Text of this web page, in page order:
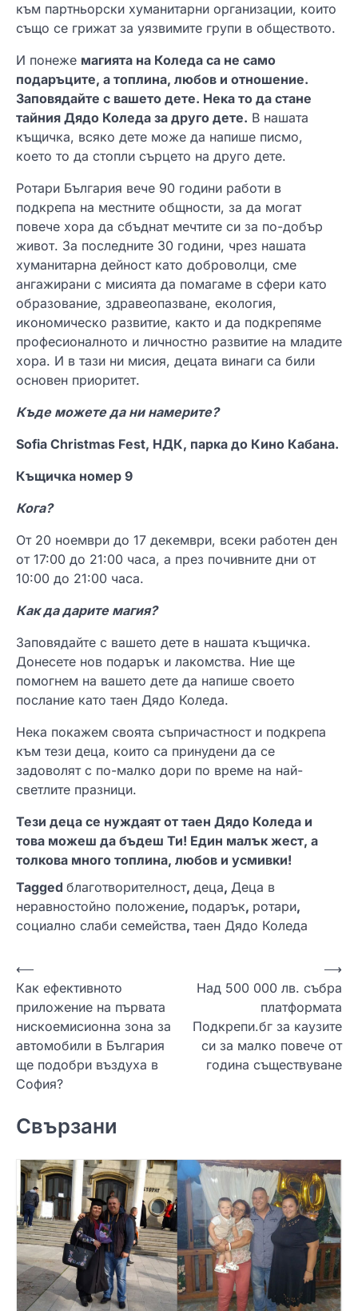
към партньорски хуманитарни организации, които
също се грижат за уязвимите групи в обществото.
И понеже магията на Коледа са не само
подаръците, а топлина, любов и отношение.
Заповядайте с вашето дете. Нека то да стане
тайния Дядо Коледа за друго дете. В нашата
къщичка, всяко дете може да напише писмо,
което то да стопли сърцето на друго дете.
Ротари България вече 90 години работи в
подкрепа на местните общности, за да могат
повече хора да сбъднат мечтите си за по-добър
живот. За последните 30 години, чрез нашата
хуманитарна дейност като доброволци, сме
ангажирани с мисията да помагаме в сфери като
образование, здравеопазване, екология,
икономическо развитие, както и да подкрепяме
професионалното и личностно развитие на младите
хора. И в тази ни мисия, децата винаги са били
основен приоритет.
Къде можете да ни намерите?
Sofia Christmas Fest, НДК, парка до Кино Кабана.
Къщичка номер 9
Кога?
От 20 ноември до 17 декември, всеки работен ден
от 17:00 до 21:00 часа, а през почивните дни от
10:00 до 21:00 часа.
Как да дарите магия?
Заповядайте с вашето дете в нашата къщичка.
Донесете нов подарък и лакомства. Ние ще
помогнем на вашето дете да напише своето
послание като таен Дядо Коледа.
Нека покажем своята съпричастност и подкрепа
към тези деца, които са принудени да се
задоволят с по-малко дори по време на най-
светлите празници.
Тези деца се нуждаят от таен Дядо Коледа и
това можеш да бъдеш Ти! Един малък жест, а
толкова много топлина, любов и усмивки!
Tagged благотворителност, деца, Деца в
неравностойно положение, подарък, ротари,
социално слаби семейства, таен Дядо Коледа
Н
а
в
и
г
а
ц
я
⟵
Как ефективното
приложение на първата
нискоемисионна зона за
автомобили в България
ще подобри въздуха в
София?
Над 500 000 лв. събра
платформата
Подкрепи.бг за каузите
си за малко повече от
година съществуване
⟶
Свързани